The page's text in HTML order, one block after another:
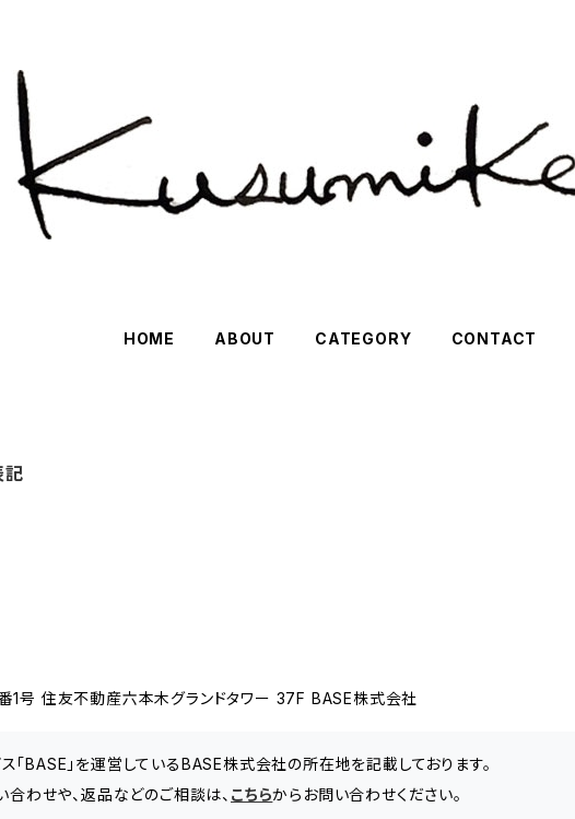
HOME ABOUT CATEGORY CONTACT
記
1号 住友不動産六本木グランドタワー 37F BASE株式会社
「BASE」を運営しているBASE株式会社の所在地を記載しております。
わせや、返品などのご相談は、 こちらからお問い合わせください。